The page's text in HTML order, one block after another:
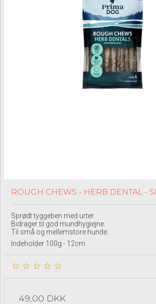
ROUGH CHEWS - HERB DENTAL -
Sprødt tyggeben med urter.
Bidrager til god mundhygiejne.
Til små og mellemstore hunde.
Indeholder 100g - 12cm
49,00 DKK